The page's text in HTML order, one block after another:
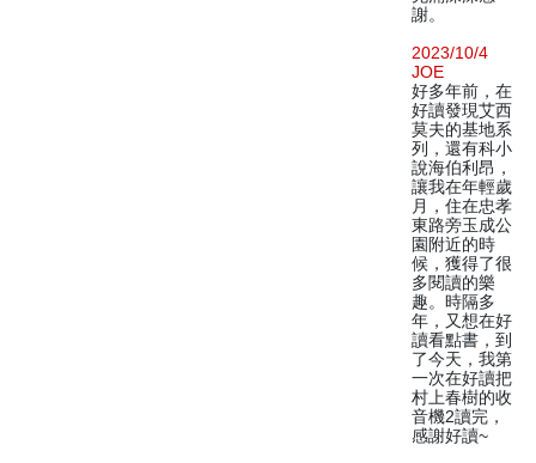
謝。
2023/10/4
JOE
好多年前，在
好讀發現艾西
莫夫的基地系
列，還有科小
說海伯利昂，
讓我在年輕歲
月，住在忠孝
東路旁玉成公
園附近的時
候，獲得了很
多閱讀的樂
趣。時隔多
年，又想在好
讀看點書，到
了今天，我第
一次在好讀把
村上春樹的收
音機2讀完，
感謝好讀~